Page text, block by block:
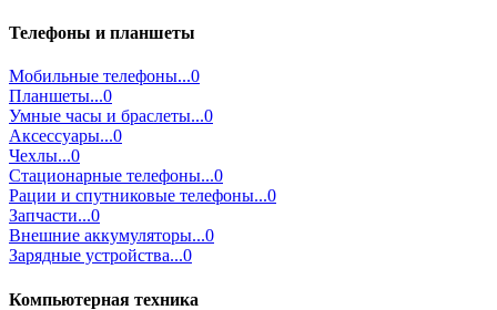
Телефоны и планшеты
Мобильные телефоны...0
Планшеты...0
Умные часы и браслеты...0
Аксессуары...0
Чехлы...0
Стационарные телефоны...0
Рации и спутниковые телефоны...0
Запчасти...0
Внешние аккумуляторы...0
Зарядные устройства...0
Компьютерная техника